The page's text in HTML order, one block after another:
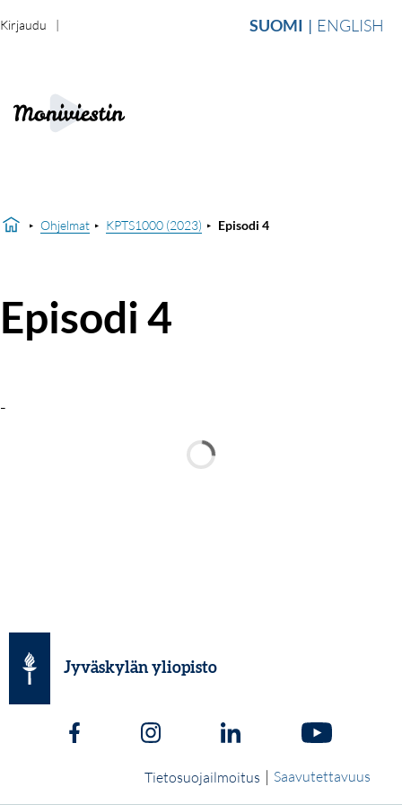
SUOMI ENGLISH
Kirjaudu
Ohjelmat KPTS1000 (2023) Episodi 4
Episodi 4
-
Jyväskylän yliopisto
Tietosuojailmoitus | Saavutettavuus